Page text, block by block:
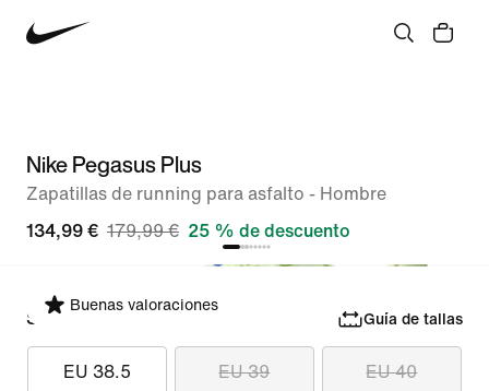
Nike Pegasus Plus
Zapatillas de running para asfalto - Hombre
134,99 € 179,99 € 25 % de descuento
Buenas valoraciones
Selecciona tu talla Guía de tallas
EU 38.5 EU 39 EU 40